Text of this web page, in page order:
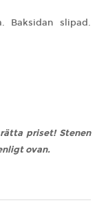
Baksidan slipad.
priset! Stenen
ovan.